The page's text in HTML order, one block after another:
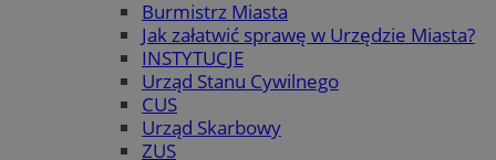
Burmistrz Miasta
Jak załatwić sprawę w Urzędzie Miasta?
INSTYTUCJE
Urząd Stanu Cywilnego
CUS
Urząd Skarbowy
ZUS